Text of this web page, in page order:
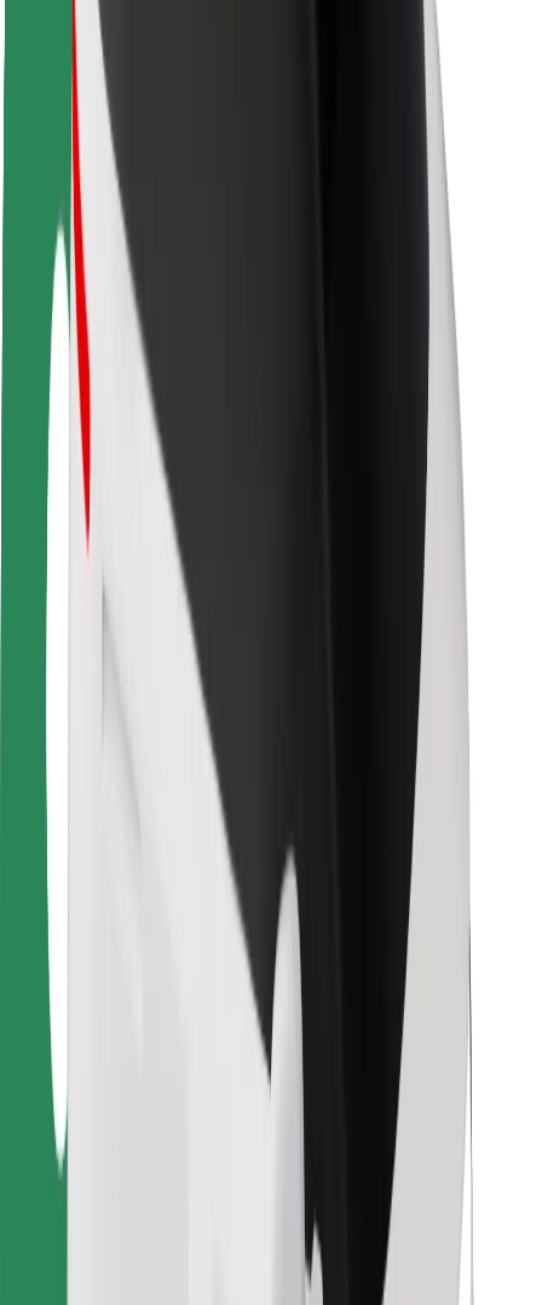
Безопасность самокатов
Лаборатория безопасности
Города
Регионы
Решения для городской среды
Аэропорты
Зарядные док-станции Bolt
Поддержка
Для клиентов
Для водителей
Для курьеров
Bolt Food
Для владельцев автопарков
Для ресторанов
Bolt for Business
Пользовательское соглашение
Подача за считаные минуты!
Скачать приложение Bolt
Найдите своё любимое блюдо!
Скачать приложение Bolt Food